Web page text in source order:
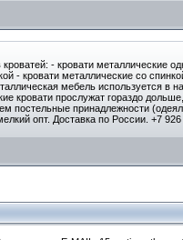
- кровати металлические
- кровати металлические со
мебель используется в
кровати прослужат гораздо
постельные принадлежности
опт. Доставка по России. +7